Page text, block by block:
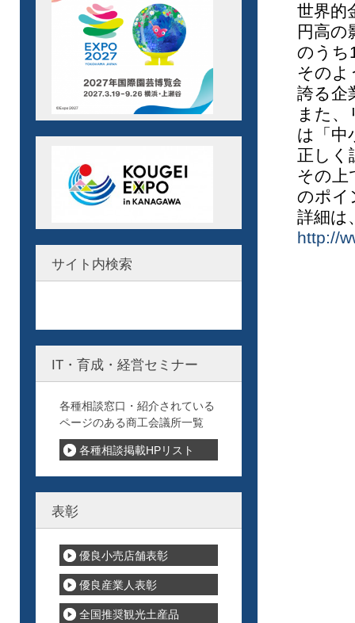
世界的
円高の
のうち
そのよ
誇る企
また
は「中
正しく
その上
のポイ
詳細は
http://
サイト内検索
IT・育成・経営セミナー
各種相談窓口・紹介されている
ページのある商工会議所一覧
各種相談掲載HPリスト
表彰
優良小売店舗表彰
優良産業人表彰
全国推奨観光土産品